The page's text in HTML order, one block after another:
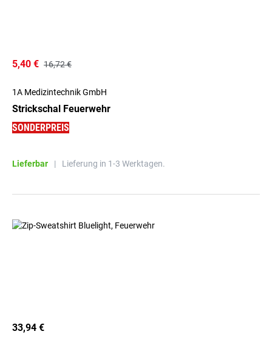
5,40 € 16,72 €
1A Medizintechnik GmbH
Strickschal Feuerwehr
SONDERPREIS
Lieferbar | Lieferung in 1-3 Werktagen.
33,94 €